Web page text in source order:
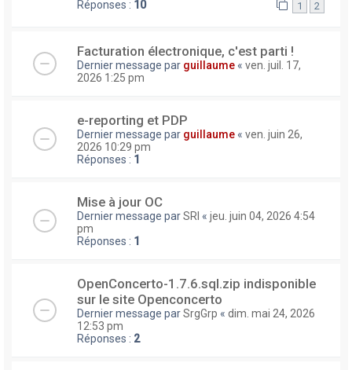
Réponses : 10 1 2
Facturation électronique, c'est parti !
Dernier message par guillaume « ven. juil. 17,
2026 1:25 pm
e-reporting et PDP
Dernier message par guillaume « ven. juin 26,
2026 10:29 pm
Réponses : 1
Mise à jour OC
Dernier message parSRI « jeu. juin 04, 2026 4:54
pm
Réponses : 1
OpenConcerto-1.7.6.sql.zip indisponible
sur le site Openconcerto
Dernier message parSrgGrp « dim. mai 24, 2026
12:53 pm
Réponses : 2